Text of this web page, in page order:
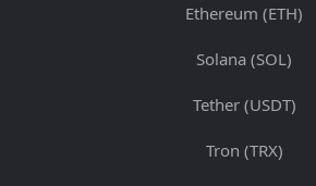
Ethereum (ETH)
Solana (SOL)
Tether (USDT)
Tron (TRX)